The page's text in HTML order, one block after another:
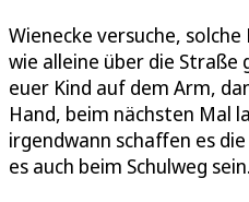
Wienecke versuche,
wie alleine über die Straße
euer Kind auf dem Arm,
Hand, beim nächsten Mal
irgendwann schaffen es
es auch beim Schulweg sein.